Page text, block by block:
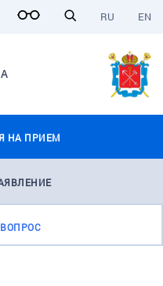
EN
RU
НА ПРИЕМ